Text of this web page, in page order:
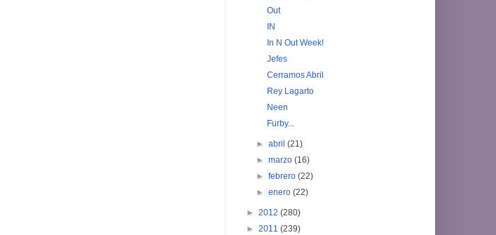
Out
IN
In N Out Week!
Jefes
Cerramos Abril
Rey Lagarto
Neen
Furby...
►abril(21)
►marzo(16)
►febrero(22)
►enero(22)
► 2012 (280)
► 2011 (239)